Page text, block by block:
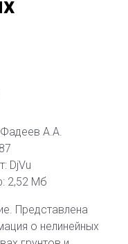
А.А.
DjVu
2,52 Мб
Представлена
о нелинейных